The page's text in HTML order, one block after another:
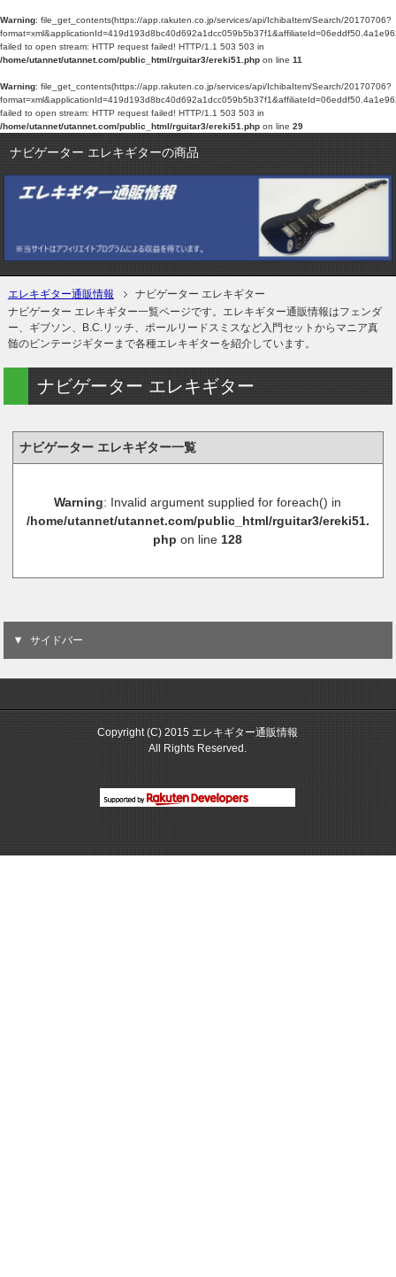
Warning: file_get_contents(https://app.rakuten.co.jp/services/api/IchibaItem/Search/20170706?
failed to open stream: HTTP request failed! HTTP/1.1 503 503 in
/home/utannet/utannet.com/public_html/rguitar3/ereki51.php on line 11
Warning: file_get_contents(https://app.rakuten.co.jp/services/api/IchibaItem/Search/20170706?
failed to open stream: HTTP request failed! HTTP/1.1 503 503 in
/home/utannet/utannet.com/public_html/rguitar3/ereki51.php on line 29
ナビゲーター エレキギターの商品
エレキギター通販情報
ナビゲーター エレキギター
ナビゲーター エレキギター一覧ページです。エレキギター通販情報はフェンダ
ー、ギブソン、B.C.リッチ、ポールリードスミスなど入門セットからマニア真
髄のビンテージギターまで各種エレキギターを紹介しています。
ナビゲーター エレキギター
ナビゲーター エレキギター一覧
Warning: Invalid argument supplied for foreach() in
/home/utannet/utannet.com/public_html/rguitar3/ereki51.
php on line 128
サイドバー
Copyright (C) 2015 エレキギター通販情報
All Rights Reserved.